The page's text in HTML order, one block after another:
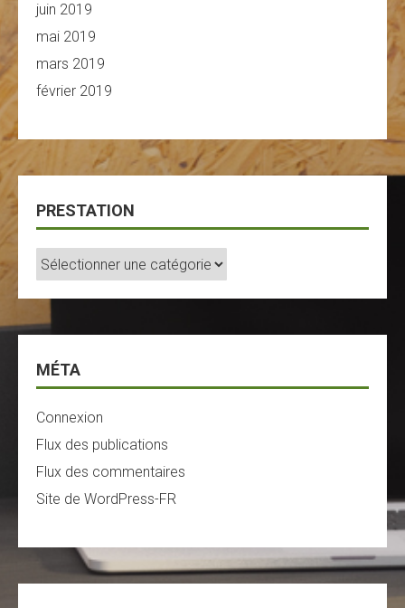
juin 2019
mai 2019
mars 2019
février 2019
PRESTATION
Prestation
MÉTA
Connexion
Flux des publications
Flux des commentaires
Site de WordPress-FR